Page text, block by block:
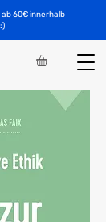
60€ innerhalb